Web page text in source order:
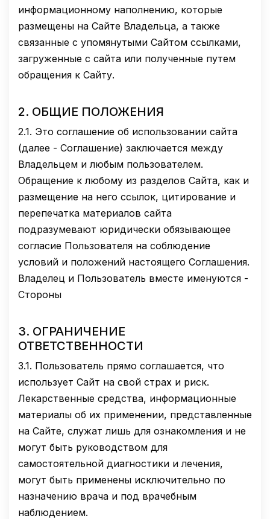
информационному наполнению, которые
размещены на Сайте Владельца, а также
связанные с упомянутыми Сайтом ссылками,
загруженные с сайта или полученные путем
обращения к Сайту.
2. ОБЩИЕ ПОЛОЖЕНИЯ
2.1. Это соглашение об использовании сайта
(далее - Соглашение) заключается между
Владельцем и любым пользователем.
Обращение к любому из разделов Сайта, как и
размещение на него ссылок, цитирование и
перепечатка материалов сайта
подразумевают юридически обязывающее
согласие Пользователя на соблюдение
условий и положений настоящего Соглашения.
Владелец и Пользователь вместе именуются -
Стороны
3. ОГРАНИЧЕНИЕ
ОТВЕТСТВЕННОСТИ
3.1. Пользователь прямо соглашается, что
использует Сайт на свой страх и риск.
Лекарственные средства, информационные
материалы об их применении, представленные
на Сайте, служат лишь для ознакомления и не
могут быть руководством для
самостоятельной диагностики и лечения,
могут быть применены исключительно по
назначению врача и под врачебным
наблюдением.